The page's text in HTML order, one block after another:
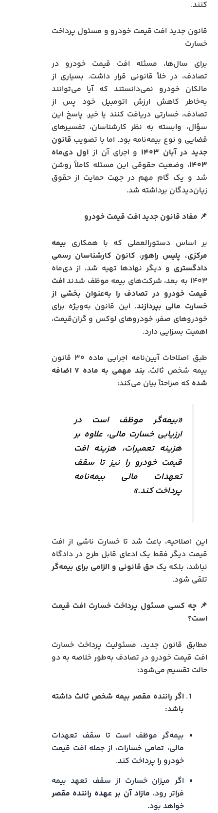
کنند.
قانون جدید افت قیمت خودرو و مسئول پرداخت
خسارت
برای سال‌ها، مسئله افت قیمت خودرو در
تصادف، در خلأ قانونی قرار داشت. بسیاری از
مالکان خودرو نمی‌دانستند که آیا می‌توانند
به‌خاطر کاهش ارزش اتومبیل خود پس از
تصادف، خسارتی دریافت کنند یا خیر. پاسخ این
سؤال، وابسته به نظر کارشناسان، تفسیرهای
قضایی و نوع بیمه‌نامه بود. اما با تصویب قانون
جدید در آبان ۱۴۰۳
و اجرای آن از اول دی‌ماه
۱۴۰۳، وضعیت حقوقی این مسئله کاملاً روشن
شد و یک گام مهم در جهت حمایت از حقوق
زیان‌دیدگان برداشته شد.
📌 مفاد قانون جدید افت قیمت خودرو
بر اساس دستورالعملی که با همکاری بیمه
مرکزی، پلیس راهور، کانون کارشناسان رسمی
دادگستری و دیگر نهادها تهیه شد، از دی‌ماه
۱۴۰۳ به بعد، شرکت‌های بیمه موظف شدند
افت
قیمت خودرو در تصادف را به‌عنوان بخشی از
خسارت مالی بپردازند. این قانون به‌ویژه برای
خودروهای صفر، خودروهای لوکس و گران‌قیمت،
اهمیت بسزایی دارد.
طبق اصلاحات آیین‌نامه اجرایی ماده ۳۰ قانون
بیمه شخص ثالث،
بند مهمی به ماده ۷ اضافه
شده که صراحتاً بیان می‌کند:
«بیمه‌گر موظف است در
ارزیابی خسارت مالی، علاوه بر
هزینه تعمیرات، هزینه افت
قیمت خودرو را نیز تا سقف
تعهدات مالی بیمه‌نامه
پرداخت کند.»
این اصلاحیه، باعث شد تا خسارت ناشی از افت
قیمت دیگر فقط یک ادعای قابل طرح در دادگاه
نباشد، بلکه یک حق قانونی و الزامی برای بیمه‌گر
تلقی شود.
📌 چه کسی مسئول پرداخت خسارت افت قیمت
است؟
مطابق قانون جدید، مسئولیت پرداخت خسارت
افت قیمت خودرو در تصادف به‌طور خلاصه به دو
حالت تقسیم می‌شود:
اگر راننده مقصر بیمه شخص ثالث داشته
باشد:
بیمه‌گر موظف است تا سقف تعهدات
مالی، تمامی خسارات، از جمله افت قیمت
خودرو را پرداخت کند.
اگر میزان خسارت از سقف تعهد بیمه
فراتر رود، مازاد آن بر عهده راننده مقصر
خواهد بود.